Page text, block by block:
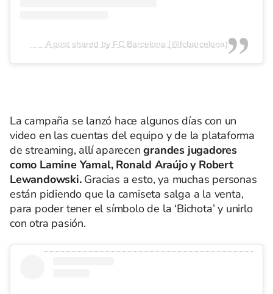
A post shared by FC Barcelona (@fcbarcelona)
La campaña se lanzó hace algunos días con un
video en las cuentas del equipo y de la plataforma
de streaming, allí aparecengrandes jugadores
como Lamine Yamal, Ronald Araújo y Robert
Lewandowski. Gracias a esto, ya muchas personas
están pidiendo que la camiseta salga a la venta,
para poder tener el símbolo de la ‘Bichota’ y unirlo
con otra pasión.